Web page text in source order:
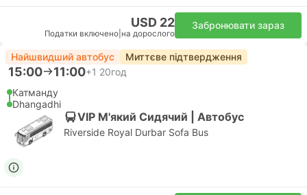
USD 22
Податки включено на дорослого
Забронювати зараз
Найшвидший автобус Миттєве підтвердження
15:00 11:00+1 20год
Катманду
Dhangadhi
VIP М'який Сидячий | Автобус
Riverside Royal Durbar Sofa Bus